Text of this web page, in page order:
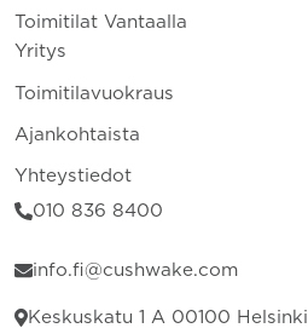
Toimitilat Vantaalla
Yritys
Toimitilavuokraus
Ajankohtaista
Yhteystiedot
010 836 8400
info.fi@cushwake.com
Keskuskatu 1 A 00100 Helsinki